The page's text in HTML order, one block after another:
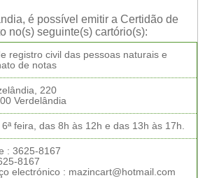
é possível emitir a Certidão de
no(s) seguinte(s) cartório(s):
registro civil das pessoas naturais e
de notas
220
Verdelândia
6ª feira, das 8h às 12h e das 13h às 17h.
: 3625-8167
8167
electrónico : mazincart@hotmail.com